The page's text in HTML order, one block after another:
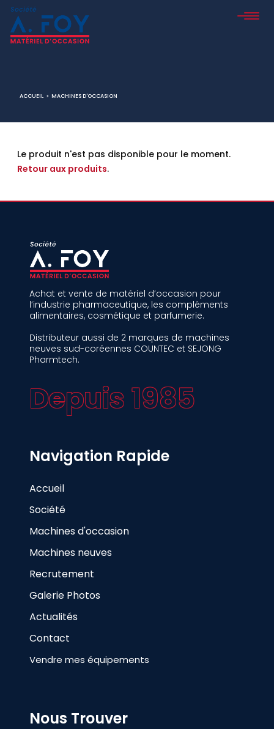
ACCUEIL > MACHINES D'OCCASION
Le produit n'est pas disponible pour le moment.
Retour aux produits.
Achat et vente de matériel d’occasion pour
l’industrie pharmaceutique, les compléments
alimentaires, cosmétique et parfumerie.
Distributeur aussi de 2 marques de machines
neuves sud-coréennes COUNTEC et SEJONG
Pharmtech.
Depuis 1985
Navigation Rapide
Accueil
Société
Machines d'occasion
Machines neuves
Recrutement
Galerie Photos
Actualités
Contact
Vendre mes équipements
Nous Trouver